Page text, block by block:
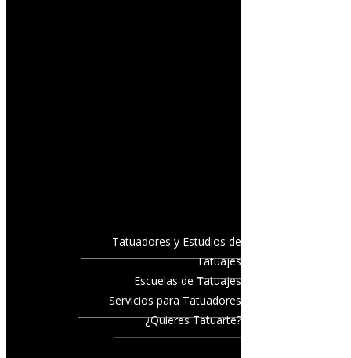
Tatuadores y Estudios de
Tatuajes
Escuelas de Tatuajes
Servicios para Tatuadores
¿Quieres Tatuarte?